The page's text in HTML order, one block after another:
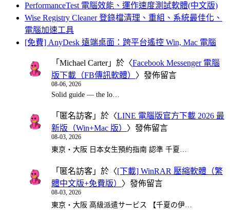
PerformanceTest 電腦效能、運作速度測試軟體(中文版)
Wise Registry Cleaner 登錄檔清理、重組、系統最佳化、
電腦加速工具
[免費] AnyDesk 遠端桌面：跨平台遙控 Win, Mac 電腦
「 Michael Carter」於〈Facebook Messenger 電腦
版下載（FB傳訊軟體） 〉發佈留言
08-06, 2026
Solid guide — the lo…
「 匿名訪客 」於〈LINE 電腦版官方下載 2026 最
新版（Win+Mac 版） 〉發佈留言
08-03, 2026
東京・大阪 日本女生預約指南 認準 千夏…
「 匿名訪客 」於〈[下載] WinRAR 壓縮軟體（繁
體中文版+免費版） 〉發佈留言
08-03, 2026
東京・大阪 高級派遣サービス 【千夏の伊…